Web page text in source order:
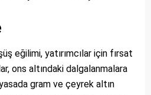
eğilimi, yatırımcılar için fırsat
ons altındaki dalgalanmalara
gram ve çeyrek altın